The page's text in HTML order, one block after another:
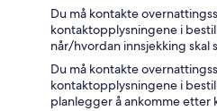
Du må kontakte
kontaktopplysningene i
når/hvordan innsjekking skal
Du må kontakte
kontaktopplysningene i
planlegger å ankomme etter